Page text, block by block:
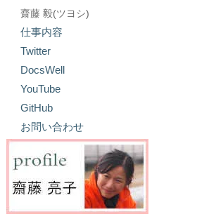
齋藤 毅(ツヨシ)
仕事内容
Twitter
DocsWell
YouTube
GitHub
お問い合わせ